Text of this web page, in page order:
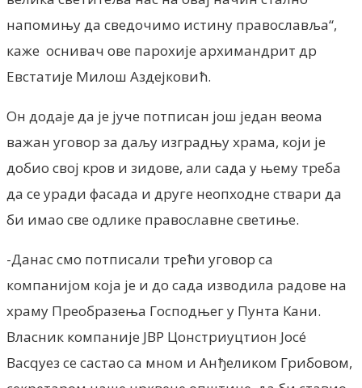
напомињу да сведочимо истину православља“,
каже оснивач ове парохије архимандрит др
Евстатије Милош Аздејковић.
Он додаје да је јуче потписан још један веома
важан уговор за даљу изградњу храма, који је
добио свој кров и зидове, али сада у њему треба
да се уради фасада и друге неопходне ствари да
би имао све одлике православне светиње.
-Данас смо потписали трећи уговор са
компанијом која је и до сада изводила радове на
храму Преобразења Господњег у Пунта Kани.
Власник компаније ЈВР Цонстриуцтион Јосé
Васqуез се састао са мном и Анђеликом Грибовом,